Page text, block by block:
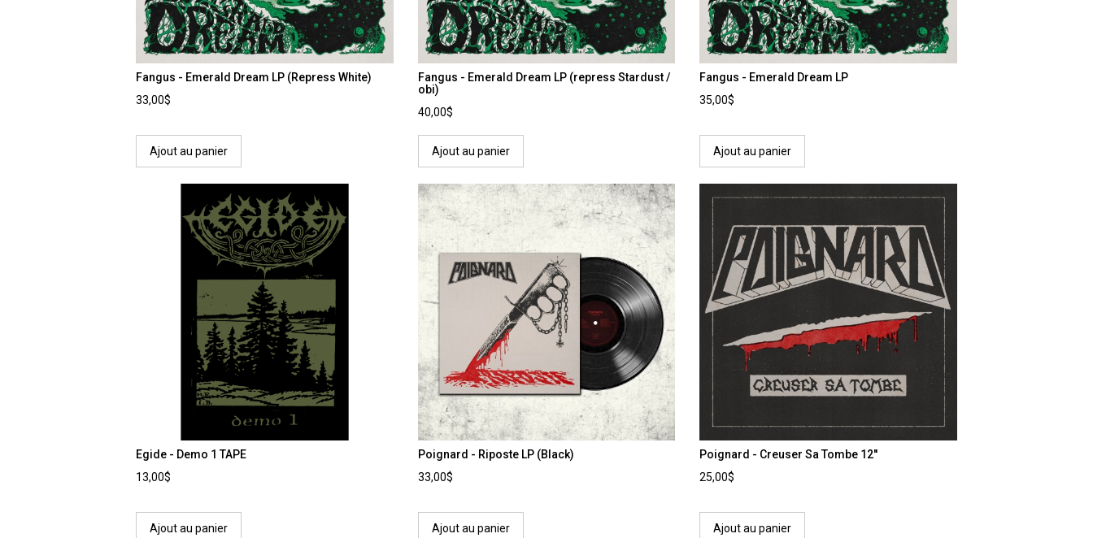
Fangus - Emerald Dream LP (Repress White)
33,00$
Ajout au panier
Fangus - Emerald Dream LP (repress Stardust /
obi)
40,00$
Ajout au panier
Fangus - Emerald Dream LP
35,00$
Ajout au panier
Egide - Demo 1 TAPE
13,00$
Ajout au panier
Poignard - Riposte LP (Black)
33,00$
Ajout au panier
Poignard - Creuser Sa Tombe 12''
25,00$
Ajout au panier